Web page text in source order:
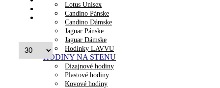
Lotus Unisex
Candino Pánske
Candino Dámske
Jaguar Pánske
Jaguar Dámske
Hodinky LAVVU
HODINY NA STENU
Dizajnové hodiny
Plastové hodiny
Kovové hodiny